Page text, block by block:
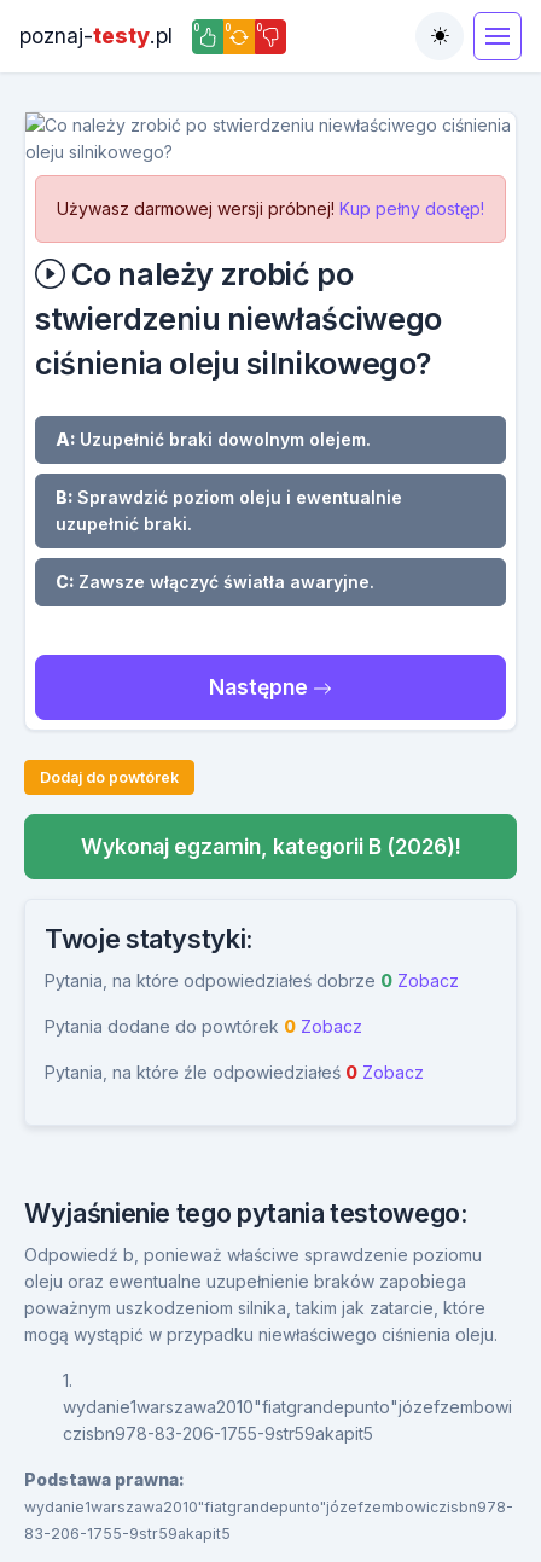
poznaj-testy.pl 0 0 0
Toggle
Używasz darmowej wersji próbnej! Kup pełny dostęp!
Co należy zrobić po
stwierdzeniu niewłaściwego
ciśnienia oleju silnikowego?
A: Uzupełnić braki dowolnym olejem.
B: Sprawdzić poziom oleju i ewentualnie
uzupełnić braki.
C: Zawsze włączyć światła awaryjne.
Następne
Dodaj do powtórek
Wykonaj egzamin, kategorii B (2026)!
Twoje statystyki:
Pytania, na które odpowiedziałeś dobrze 0 Zobacz
Pytania dodane do powtórek 0 Zobacz
Pytania, na które źle odpowiedziałeś 0 Zobacz
Wyjaśnienie tego pytania testowego:
Odpowiedź b, ponieważ właściwe sprawdzenie poziomu
oleju oraz ewentualne uzupełnienie braków zapobiega
poważnym uszkodzeniom silnika, takim jak zatarcie, które
mogą wystąpić w przypadku niewłaściwego ciśnienia oleju.
1.
wydanie1warszawa2010"fiatgrandepunto"józefzembowi
czisbn978-83-206-1755-9str59akapit5
Podstawa prawna:
wydanie1warszawa2010"fiatgrandepunto"józefzembowiczisbn978-
83-206-1755-9str59akapit5